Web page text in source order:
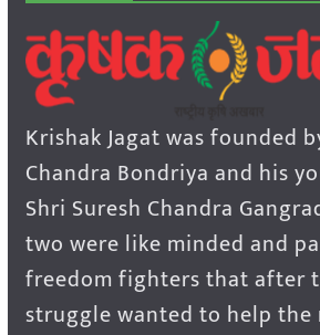
Krishak Jagat was founded
Chandra Bondriya and his
Shri Suresh Chandra
two were like minded and
freedom fighters that after
struggle wanted to help the